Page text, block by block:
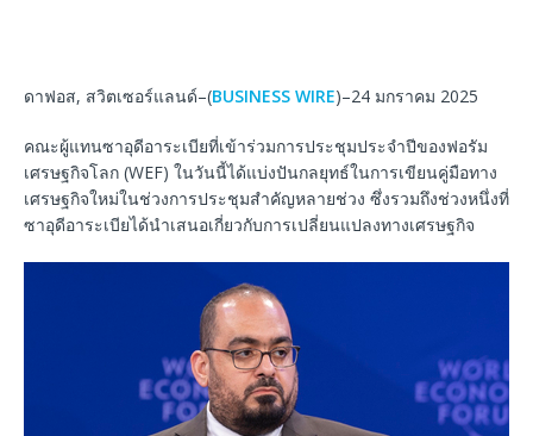
ดาฟอส, สวิตเซอร์แลนด์–(BUSINESS WIRE)–24 มกราคม 2025
คณะผู้แทนซาอุดีอาระเบียที่เข้าร่วมการประชุมประจำปีของฟอรัม
เศรษฐกิจโลก (WEF) ในวันนี้ได้แบ่งปันกลยุทธ์ในการเขียนคู่มือทาง
เศรษฐกิจใหม่ในช่วงการประชุมสำคัญหลายช่วง ซึ่งรวมถึงช่วงหนึ่งที่
ซาอุดีอาระเบียได้นำเสนอเกี่ยวกับการเปลี่ยนแปลงทางเศรษฐกิจ